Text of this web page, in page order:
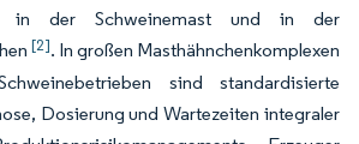
in der Schweinemast und in der
[2]. In großen Masthähnchenkomplexen
sind standardisierte
Dosierung und Wartezeiten integraler